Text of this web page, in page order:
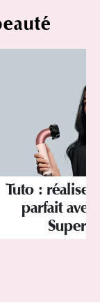
Tuto :
parfait